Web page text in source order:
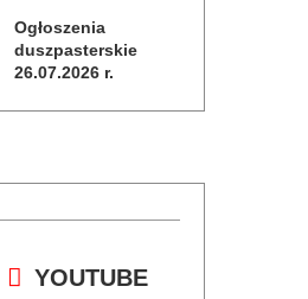
Ogłoszenia
duszpasterskie
26.07.2026 r.
YOUTUBE